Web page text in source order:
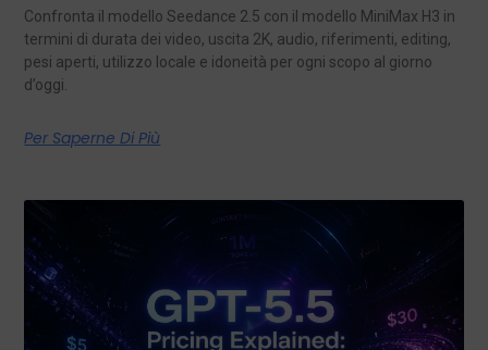
Confronta il modello Seedance 2.5 con il modello MiniMax H3 in
termini di durata dei video, uscita 2K, audio, riferimenti, editing,
pesi aperti, utilizzo locale e idoneità per ogni scopo al giorno
d’oggi.
Per Saperne Di Più